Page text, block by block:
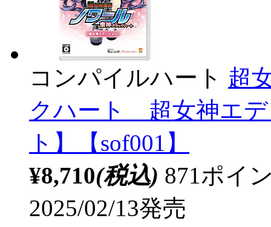
コンパイルハート 超
クハート 超女神エデ
ト】【sof001】
¥8,710(税込) 871ポイ
2025/02/13発売